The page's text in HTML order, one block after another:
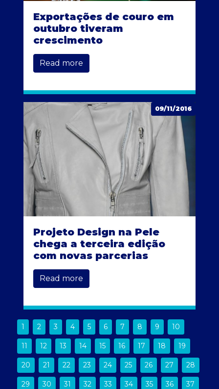
Exportações de couro em
outubro tiveram
crescimento
Read more
09/11/2016
Projeto Design na Pele
chega a terceira edição
com novas parcerias
Read more
1 2 3 4 5 6 7 8 9 10
11 12 13 14 15 16 17 18 19
20 21 22 23 24 25 26 27 28
29 30 31 32 33 34 35 36 37